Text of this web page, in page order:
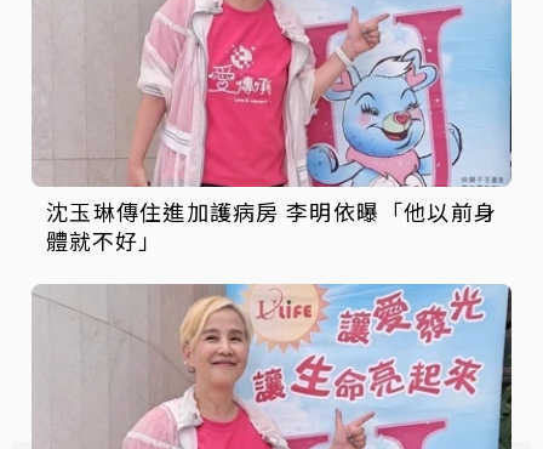
沈玉琳傳住進加護病房 李明依曝「他以前身
體就不好」